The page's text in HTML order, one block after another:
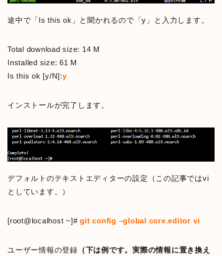
途中で「Is this ok」と聞かれるので「y」と入力します。
Total download size: 14 M
Installed size: 61 M
Is this ok [y/N]:y
インストールが完了します。
デフォルトのテキストエディターの設定（この記事ではvi
としています。）
[root@localhost ~]#git config –global core.editor vi
ユーザー情報の登録 （下は例です。実際の情報に置き換え